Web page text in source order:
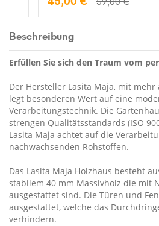
Beschreibung
Erfüllen Sie sich den Traum vom
Der Hersteller Lasita Maja, mit mehr
legt besonderen Wert auf eine
Verarbeitungstechnik. Die
strengen Qualitätsstandards (ISO
Lasita Maja achtet auf die
nachwachsenden Rohstoffen.
Das Lasita Maja Holzhaus besteht
stabilem 40 mm Massivholz die mit
ausgestattet sind. Die Türen und
ausgestattet, welche das
verhindern.